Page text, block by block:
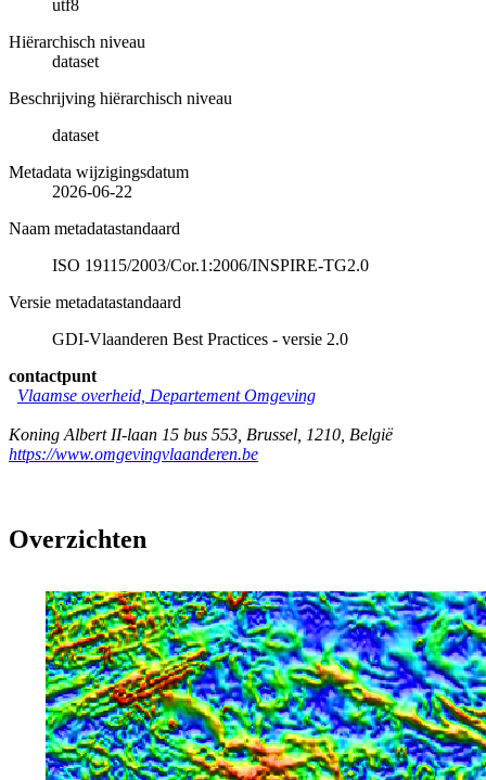
utf8
Hiërarchisch niveau
dataset
Beschrijving hiërarchisch niveau
dataset
Metadata wijzigingsdatum
2026-06-22
Naam metadatastandaard
ISO 19115/2003/Cor.1:2006/INSPIRE-TG2.0
Versie metadatastandaard
GDI-Vlaanderen Best Practices - versie 2.0
contactpunt
Vlaamse overheid, Departement Omgeving
Koning Albert II-laan 15 bus 553 Brussel 1210 België
https://www.omgevingvlaanderen.be
Overzichten